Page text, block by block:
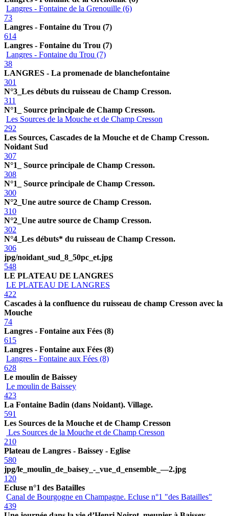
Langres - Fontaine de la Grenouille (6)
73
Langres - Fontaine du Trou (7)
614
Langres - Fontaine du Trou (7)
Langres - Fontaine du Trou (7)
38
LANGRES - La promenade de blanchefontaine
301
N°3_Les débuts du ruisseau de Champ Cresson.
311
N°1_ Source principale de Champ Cresson.
Les Sources de la Mouche et de Champ Cresson
292
Les Sources, Cascades de la Mouche et de Champ Cresson.
Noidant Sud
307
N°1_ Source principale de Champ Cresson.
308
N°1_ Source principale de Champ Cresson.
300
N°2_Une autre source de Champ Cresson.
310
N°2_Une autre source de Champ Cresson.
302
N°4_Les débuts* du ruisseau de Champ Cresson.
306
jpg/noidant_sud_8_50pc_et.jpg
548
LE PLATEAU DE LANGRES
LE PLATEAU DE LANGRES
422
Cascades à la confluence du ruisseau de champ Cresson avec la
Mouche
74
Langres - Fontaine aux Fées (8)
615
Langres - Fontaine aux Fées (8)
Langres - Fontaine aux Fées (8)
628
Le moulin de Baissey
Le moulin de Baissey
423
La Fontaine Badin (dans Noidant). Village.
591
Les Sources de la Mouche et de Champ Cresson
Les Sources de la Mouche et de Champ Cresson
210
Plateau de Langres - Baissey - Eglise
580
jpg/le_moulin_de_baisey_-_vue_d_ensemble_—2.jpg
120
Ecluse n°1 des Batailles
Canal de Bourgogne en Champagne. Ecluse n°1 "des Batailles"
439